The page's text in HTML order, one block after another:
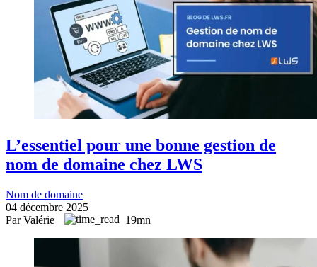
L’essentiel pour une bonne gestion de
nom de domaine chez LWS
Nom de domaine
04 décembre 2025
Par Valérie
19mn